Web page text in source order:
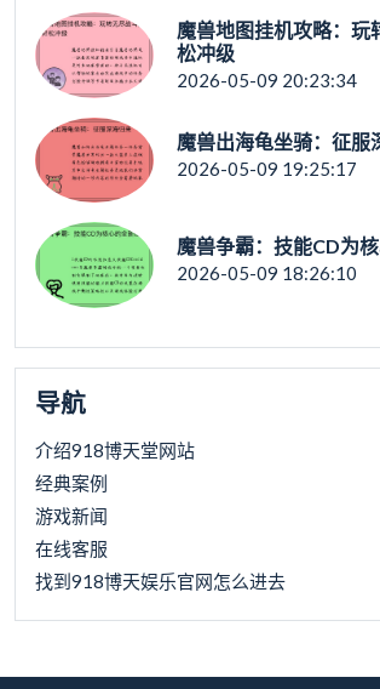
魔兽地图挂机攻略：玩
松冲级
2026-05-09 20:23:34
魔兽出海龟坐骑：征服
2026-05-09 19:25:17
魔兽争霸：技能CD为
2026-05-09 18:26:10
导航
介绍918博天堂网站
经典案例
游戏新闻
在线客服
找到918博天娱乐官网怎么进去